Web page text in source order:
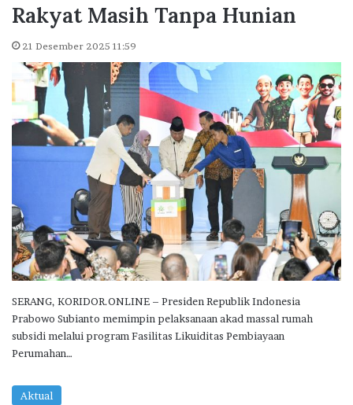
Rakyat Masih Tanpa Hunian
21 Desember 2025 11:59
SERANG, KORIDOR.ONLINE – Presiden Republik Indonesia
Prabowo Subianto memimpin pelaksanaan akad massal rumah
subsidi melalui program Fasilitas Likuiditas Pembiayaan
Perumahan…
Aktual